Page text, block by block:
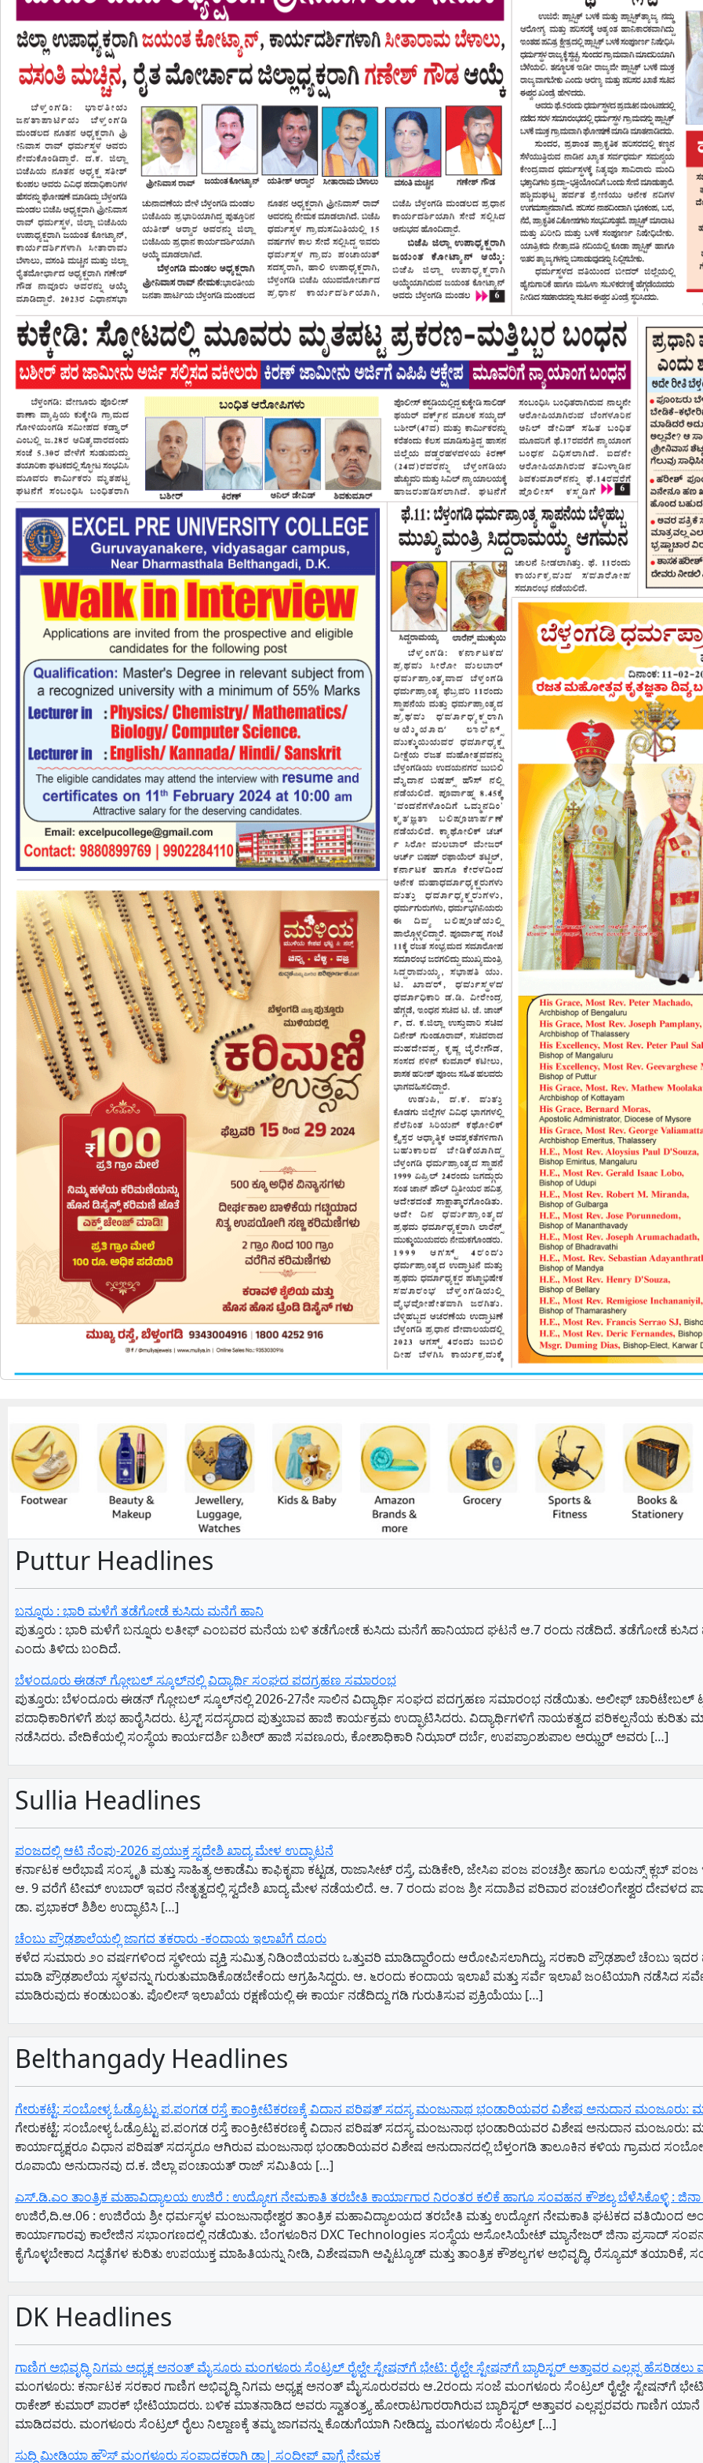
Puttur Headlines
ಬನ್ನೂರು : ಭಾರಿ ಮಳೆಗೆ ತಡೆಗೋಡೆ ಕುಸಿದು ಮನೆಗೆ ಹಾನಿ
ಪುತ್ತೂರು : ಭಾರಿ ಮಳೆಗೆ ಬನ್ನೂರು ಲತೀಫ್ ಎಂಬವರ ಮನೆಯ ಬಳಿ ತಡೆಗೋಡೆ ಕುಸಿದು ಮನೆಗೆ ಹಾನಿಯಾದ ಘಟನೆ ಆ.7 ರಂದು ನಡೆದಿದೆ. ತಡೆಗೋಡೆ
ಎಂದು ತಿಳಿದು ಬಂದಿದೆ.
ಬೆಳಂದೂರು ಈಡನ್ ಗ್ಲೋಬಲ್ ಸ್ಕೂಲ್‌ನಲ್ಲಿ ವಿದ್ಯಾರ್ಥಿ ಸಂಘದ ಪದಗ್ರಹಣ ಸಮಾರಂಭ
ಪುತ್ತೂರು: ಬೆಳಂದೂರು ಈಡನ್ ಗ್ಲೋಬಲ್ ಸ್ಕೂಲ್‌ನಲ್ಲಿ 2026-27ನೇ ಸಾಲಿನ ವಿದ್ಯಾರ್ಥಿ ಸಂಘದ ಪದಗ್ರಹಣ ಸಮಾರಂಭ ನಡೆಯಿತು. ಅಲೀಫ್ ಚಾರಿಟೇಬಲ್
ಪದಾಧಿಕಾರಿಗಳಿಗೆ ಶುಭ ಹಾರೈಸಿದರು. ಟ್ರಸ್ಟ್ ಸದಸ್ಯರಾದ ಪುತ್ತುಬಾವ ಹಾಜಿ ಕಾರ್ಯಕ್ರಮ ಉದ್ಘಾಟಿಸಿದರು. ವಿದ್ಯಾರ್ಥಿಗಳಿಗೆ ನಾಯಕತ್ವದ ಪರಿಕಲ್ಪನೆಯ
ನಡೆಸಿದರು. ವೇದಿಕೆಯಲ್ಲಿ ಸಂಸ್ಥೆಯ ಕಾರ್ಯದರ್ಶಿ ಬಶೀರ್ ಹಾಜಿ ಸವಣೂರು, ಕೋಶಾಧಿಕಾರಿ ನಿಝಾರ್ ದರ್ಬೆ, ಉಪಪ್ರಾಂಶುಪಾಲ ಅಝ್ಹರ್ ಅವರು […]
Sullia Headlines
ಪಂಜದಲ್ಲಿ ಆಟಿ ನೆಂಪು-2026 ಪ್ರಯುಕ್ತ ಸ್ವದೇಶಿ ಖಾದ್ಯ ಮೇಳ ಉದ್ಘಾಟನೆ
ಕರ್ನಾಟಕ ಅರೆಭಾಷೆ ಸಂಸ್ಕೃತಿ ಮತ್ತು ಸಾಹಿತ್ಯ ಅಕಾಡೆಮಿ ಕಾಫಿಕೃಪಾ ಕಟ್ಟಡ, ರಾಜಾಸೀಟ್‌ ರಸ್ತೆ, ಮಡಿಕೇರಿ, ಜೇಸಿಐ ಪಂಜ ಪಂಚಶ್ರೀ ಹಾಗೂ ಲಯನ್ಸ್ ಕ್ಲಬ್
ಆ. 9 ವರೆಗೆ ಟೀಮ್ ಉಬಾರ್ ಇವರ ನೇತೃತ್ವದಲ್ಲಿ ಸ್ವದೇಶಿ ಖಾದ್ಯ ಮೇಳ ನಡೆಯಲಿದೆ. ಆ. 7 ರಂದು ಪಂಜ ಶ್ರೀ ಸದಾಶಿವ ಪರಿವಾರ ಪಂಚಲಿಂಗೇಶ್ವರ
ಡಾ. ಪ್ರಭಾಕರ್ ಶಿಶಿಲ ಉದ್ಘಾಟಿಸಿ […]
ಚೆಂಬು ಪ್ರೌಢಶಾಲೆಯಲ್ಲಿ ಜಾಗದ ತಕರಾರು -ಕಂದಾಯ ಇಲಾಖೆಗೆ ದೂರು
ಕಳೆದ ಸುಮಾರು ೨೦ ವರ್ಷಗಳಿಂದ ಸ್ಥಳೀಯ ವ್ಯಕ್ತಿ ಸುಮಿತ್ರ ನಿಡಿಂಜಿಯವರು ಒತ್ತುವರಿ ಮಾಡಿದ್ದಾರೆಂದು ಆರೋಪಿಸಲಾಗಿದ್ದು, ಸರಕಾರಿ ಪ್ರೌಢಶಾಲೆ ಚೆಂಬು
ಮಾಡಿ ಪ್ರೌಢಶಾಲೆಯ ಸ್ಥಳವನ್ನು ಗುರುತುಮಾಡಿಕೊಡಬೇಕೆಂದು ಆಗ್ರಹಿಸಿದ್ದರು. ಆ. ೬ರಂದು ಕಂದಾಯ ಇಲಾಖೆ ಮತ್ತು ಸರ್ವೆ ಇಲಾಖೆ ಜಂಟಿಯಾಗಿ ನಡೆಸಿದ
ಮಾಡಿರುವುದು ಕಂಡುಬಂತು. ಪೊಲೀಸ್ ಇಲಾಖೆಯ ರಕ್ಷಣೆಯಲ್ಲಿ ಈ ಕಾರ್ಯ ನಡೆದಿದ್ದು ಗಡಿ ಗುರುತಿಸುವ ಪ್ರಕ್ರಿಯೆಯು […]
Belthangady Headlines
ಗೇರುಕಟ್ಟೆ: ಸಂಬೋಳ್ಯ ಓಡ್ರೊಟ್ಟು ಪ.ಪಂಗಡ ರಸ್ತೆ ಕಾಂಕ್ರೀಟಿಕರಣಕ್ಕೆ ವಿದಾನ ಪರಿಷತ್ ಸದಸ್ಯ ಮಂಜುನಾಥ ಭಂಡಾರಿಯವರ ವಿಶೇಷ ಅನುದಾನ ಮಂಜೂರು:
ಗೇರುಕಟ್ಟೆ: ಸಂಬೋಳ್ಯ ಓಡ್ರೊಟ್ಟು ಪ.ಪಂಗಡ ರಸ್ತೆ ಕಾಂಕ್ರೀಟಿಕರಣಕ್ಕೆ ವಿದಾನ ಪರಿಷತ್ ಸದಸ್ಯ ಮಂಜುನಾಥ ಭಂಡಾರಿಯವರ ವಿಶೇಷ ಅನುದಾನ
ಕಾರ್ಯಾದ್ಯಕ್ಷರೂ ವಿಧಾನ ಪರಿಷತ್ ಸದಸ್ಯರೂ ಆಗಿರುವ ಮಂಜುನಾಥ ಭಂಡಾರಿಯವರ ವಿಶೇಷ ಅನುದಾನದಲ್ಲಿ ಬೆಳ್ತಂಗಡಿ ತಾಲೂಕಿನ ಕಳಿಯ ಗ್ರಾಮದ ಸಂಬೋಳ್ಯ –
ರೂಪಾಯಿ ಅನುದಾನವು ದ.ಕ. ಜಿಲ್ಲಾ ಪಂಚಾಯತ್ ರಾಜ್ ಸಮಿತಿಯ […]
ಎಸ್.ಡಿ.ಎಂ ತಾಂತ್ರಿಕ ಮಹಾವಿದ್ಯಾಲಯ ಉಜಿರೆ : ಉದ್ಯೋಗ ನೇಮಕಾತಿ ತರಬೇತಿ ಕಾರ್ಯಾಗಾರ ನಿರಂತರ ಕಲಿಕೆ ಹಾಗೂ ಸಂವಹನ ಕೌಶಲ್ಯ ಬೆಳೆಸಿಕೊಳ್ಳಿ : ಜಿನಾ
ಉಜಿರೆ,ದಿ.ಆ.06 : ಉಜಿರೆಯ ಶ್ರೀ ಧರ್ಮಸ್ಥಳ ಮಂಜುನಾಥೇಶ್ವರ ತಾಂತ್ರಿಕ ಮಹಾವಿದ್ಯಾಲಯದ ತರಬೇತಿ ಮತ್ತು ಉದ್ಯೋಗ ನೇಮಕಾತಿ ಘಟಕದ ವತಿಯಿಂದ
ಕಾರ್ಯಾಗಾರವು ಕಾಲೇಜಿನ ಸಭಾಂಗಣದಲ್ಲಿ ನಡೆಯಿತು. ಬೆಂಗಳೂರಿನ DXC Technologies ಸಂಸ್ಥೆಯ ಅಸೋಸಿಯೇಟ್ ಮ್ಯಾನೇಜರ್ ಜಿನಾ ಪ್ರಸಾದ್
ಕೈಗೊಳ್ಳಬೇಕಾದ ಸಿದ್ಧತೆಗಳ ಕುರಿತು ಉಪಯುಕ್ತ ಮಾಹಿತಿಯನ್ನು ನೀಡಿ, ವಿಶೇಷವಾಗಿ ಅಪ್ಟಿಟ್ಯೂಡ್ ಮತ್ತು ತಾಂತ್ರಿಕ ಕೌಶಲ್ಯಗಳ ಅಭಿವೃದ್ಧಿ, ರೆಸ್ಯೂಮ್ ತಯಾರಿಕೆ,
DK Headlines
ಗಾಣಿಗ ಅಭಿವೃದ್ಧಿ ನಿಗಮ ಅಧ್ಯಕ್ಷ‌ ಅನಂತ್‌ ಮೈಸೂರು ಮಂಗಳೂರು ಸೆಂಟ್ರಲ್‌ ರೈಲ್ವೇ ಸ್ಟೇಷನ್‌ಗೆ ಭೇಟಿ: ರೈಲ್ವೇ ಸ್ಟೇಷನ್‌ಗೆ ಬ್ಯಾರಿಸ್ಟರ್‌ ಅತ್ತಾವರ ಎಲ್ಲಪ್ಪ
ಮಂಗಳೂರು: ಕರ್ನಾಟಕ ಸರಕಾರ ಗಾಣಿಗ ಅಭಿವೃದ್ಧಿ ನಿಗಮ ಅಧ್ಯಕ್ಷ‌ ಅನಂತ್‌ ಮೈಸೂರುರವರು ಆ.2ರಂದು ಸಂಜೆ ಮಂಗಳೂರು ಸೆಂಟ್ರಲ್‌ ರೈಲ್ವೇ ಸ್ಟೇಷನ್‌ಗೆ
ರಾಕೇಶ್‌ ಕುಮಾರ್‌ ಪಾರಕ್‌ ಭೇಟಿಯಾದರು. ಬಳಿಕ ಮಾತನಾಡಿದ ಅವರು ಸ್ವಾತಂತ್ರ್ಯ ಹೋರಾಟಗಾರರಾಗಿರುವ ಬ್ಯಾರಿಸ್ಟರ್‌ ಅತ್ತಾವರ ಎಲ್ಲಪ್ಪರವರು ಗಾಣಿಗ
ಮಾಡಿದವರು. ಮಂಗಳೂರು ಸೆಂಟ್ರಲ್‌ ರೈಲು ನಿಲ್ದಾಣಕ್ಕೆ ತಮ್ಮ ಜಾಗವನ್ನು ಕೊಡುಗೆಯಾಗಿ ನೀಡಿದ್ದು, ಮಂಗಳೂರು ಸೆಂಟ್ರಲ್‌ […]
ಸುದ್ದಿ ಮೀಡಿಯಾ ಹೌಸ್ ಮಂಗಳೂರು ಸಂಪಾದಕರಾಗಿ ಡಾ| ಸಂದೀಪ್ ವಾಗ್ಲೆ ನೇಮಕ